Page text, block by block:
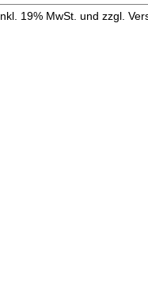
19% MwSt. und zzgl.